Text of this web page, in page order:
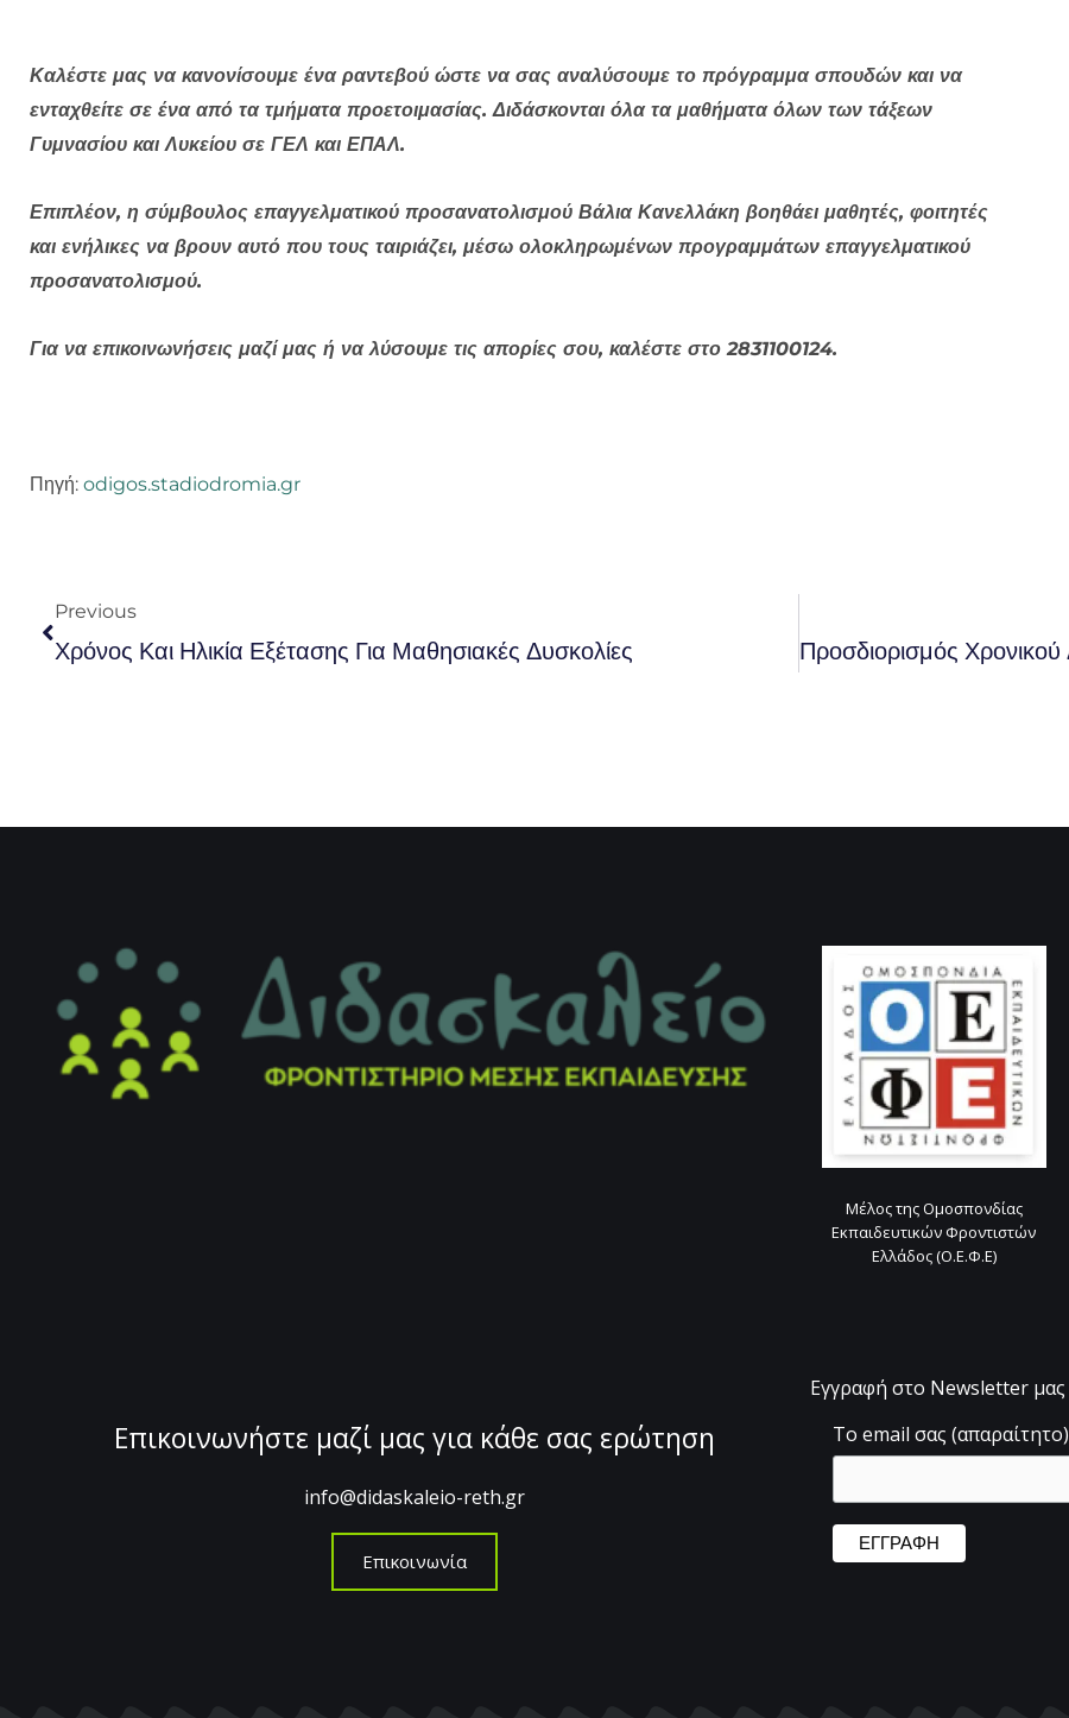
Καλέστε μας να κανονίσουμε ένα ραντεβού ώστε να σας αναλύσουμε το πρόγραμμα σπουδών και να
ενταχθείτε σε ένα από τα τμήματα προετοιμασίας. Διδάσκονται όλα τα μαθήματα όλων των τάξεων
Γυμνασίου και Λυκείου σε ΓΕΛ και ΕΠΑΛ.
Επιπλέον, η σύμβουλος επαγγελματικού προσανατολισμού Βάλια Κανελλάκη βοηθάει μαθητές, φοιτητές
και ενήλικες να βρουν αυτό που τους ταιριάζει, μέσω ολοκληρωμένων προγραμμάτων επαγγελματικού
προσανατολισμού.
Για να επικοινωνήσεις μαζί μας ή να λύσουμε τις απορίες σου, καλέστε στο 2831100124.
Πηγή: odigos.stadiodromia.gr
Previous
Χρόνος Και Ηλικία Εξέτασης Για Μαθησιακές Δυσκολίες
Μέλος της Ομοσπονδίας
Εκπαιδευτικών Φροντιστών
Ελλάδος (Ο.Ε.Φ.Ε)
Επικοινωνήστε μαζί μας για κάθε σας ερώτηση
info@didaskaleio-reth.gr
Επικοινωνία
Εγγραφή στο Newsletter μας
Το email σας (απαραίτητο)